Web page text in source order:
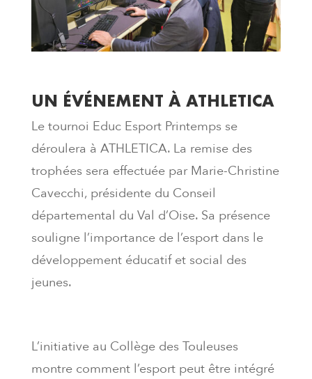
UN ÉVÉNEMENT À ATHLETICA
Le tournoi Educ Esport Printemps se
déroulera à ATHLETICA. La remise des
trophées sera effectuée par Marie-Christine
Cavecchi, présidente du Conseil
départemental du Val d’Oise. Sa présence
souligne l’importance de l’esport dans le
développement éducatif et social des
jeunes.
L’initiative au Collège des Touleuses
montre comment l’esport peut être intégré